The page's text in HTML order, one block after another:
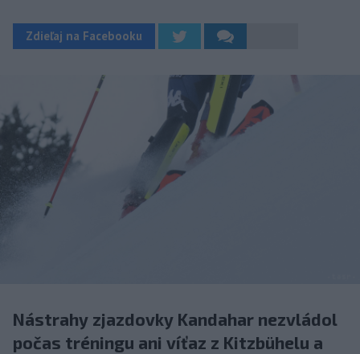
Zdieľaj na Facebooku
Nástrahy zjazdovky Kandahar nezvládol
počas tréningu ani víťaz z Kitzbühelu a